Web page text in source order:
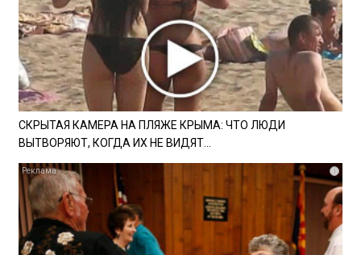
СКРЫТАЯ КАМЕРА НА ПЛЯЖЕ КРЫМА: ЧТО ЛЮДИ
ВЫТВОРЯЮТ, КОГДА ИХ НЕ ВИДЯТ...
i